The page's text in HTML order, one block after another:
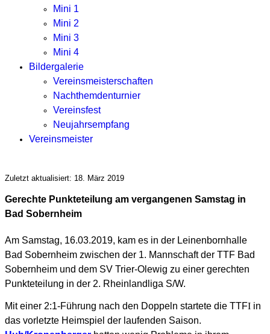
Mini 1
Mini 2
Mini 3
Mini 4
Bildergalerie
Vereinsmeisterschaften
Nachthemdenturnier
Vereinsfest
Neujahrsempfang
Vereinsmeister
Zuletzt aktualisiert: 18. März 2019
Gerechte Punkteteilung am vergangenen Samstag in
Bad Sobernheim
Am Samstag, 16.03.2019, kam es in der Leinenbornhalle
Bad Sobernheim zwischen der 1. Mannschaft der TTF Bad
Sobernheim und dem SV Trier-Olewig zu einer gerechten
Punkteteilung in der 2. Rheinlandliga S/W.
Mit einer 2:1-Führung nach den Doppeln startete die TTFI in
das vorletzte Heimspiel der laufenden Saison.